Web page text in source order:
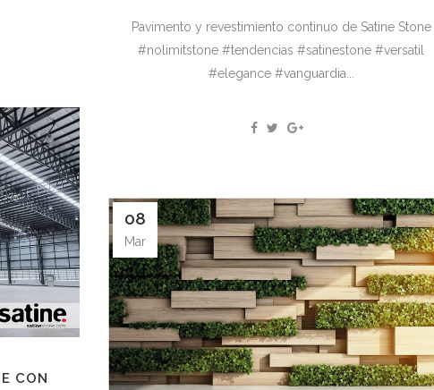
Pavimento y revestimiento continuo de Satine Stone
#nolimitstone #tendencias #satinestone #versatil
#elegance #vanguardia...
CON
08
Mar